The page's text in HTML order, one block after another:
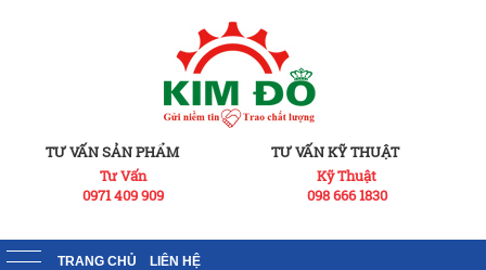
TƯ VẤN SẢN PHẨM
Tư Vấn
0971 409 909
TƯ VẤN KỸ THUẬT
Kỹ Thuật
098 666 1830
TRANG CHỦ LIÊN HỆ